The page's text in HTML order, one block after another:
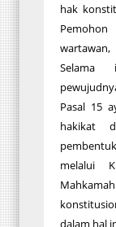
hak
Selama
Pasal 15
hakikat
melalui
dalam hal